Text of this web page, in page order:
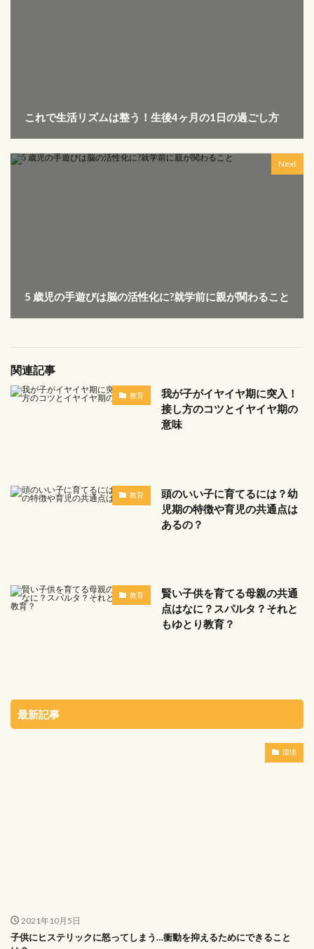
これで生活リズムは整う！生後4ヶ月の1日の過ごし方
Next
5 歳児の手遊びは脳の活性化に?就学前に親が関わること
関連記事
教育
我が子がイヤイヤ期に突入！
接し方のコツとイヤイヤ期の
意味
教育
頭のいい子に育てるには？幼
児期の特徴や育児の共通点は
あるの？
教育
賢い子供を育てる母親の共通
点はなに？スパルタ？それと
もゆとり教育？
最新記事
環境
2021年10月5日
子供にヒステリックに怒ってしまう…衝動を抑えるためにできること